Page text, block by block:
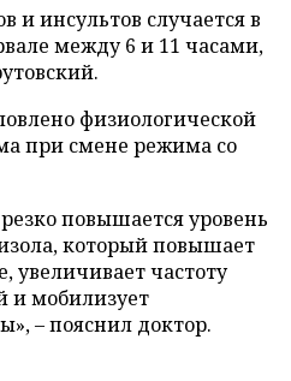
и инсультов случается в
между 6 и 11 часами,
физиологической
при смене режима со
повышается уровень
который повышает
увеличивает частоту
и мобилизует
– пояснил доктор.